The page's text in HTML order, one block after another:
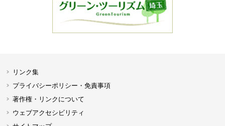
リンク集
プライバシーポリシー・免責事項
著作権・リンクについて
ウェブアクセシビリティ